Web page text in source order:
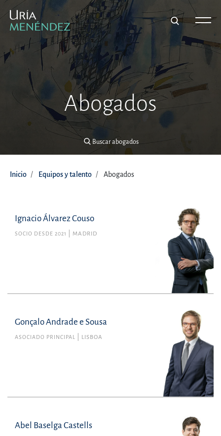
Abogados
Buscar abogados
Buscar abogados
Inicio Equipos y talento Abogados
Ignacio Álvarez Couso
SOCIO DESDE 2021 MADRID
Gonçalo Andrade e Sousa
ASOCIADO PRINCIPAL LISBOA
Abel Baselga Castells